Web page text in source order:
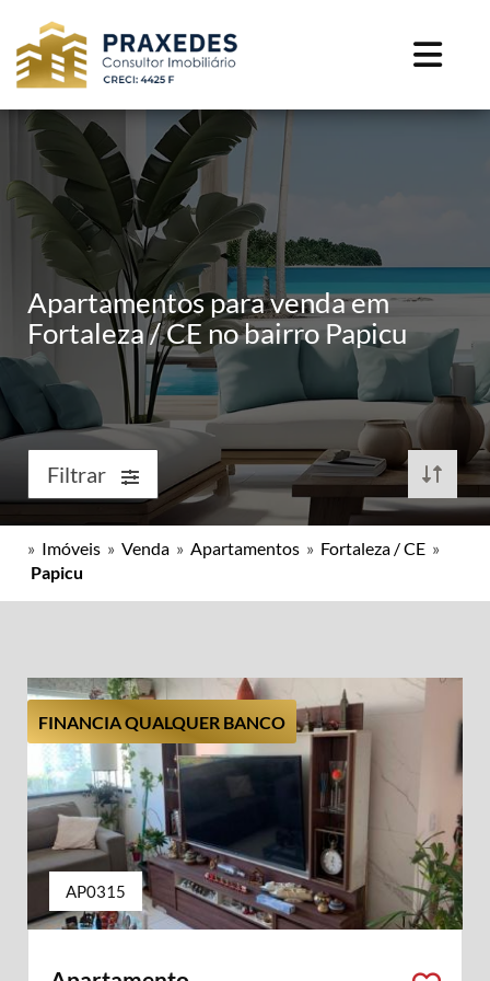
Apartamentos para venda em
Fortaleza / CE no bairro Papicu
Filtrar
» Imóveis » Venda » Apartamentos » Fortaleza / CE »
Papicu
FINANCIA QUALQUER BANCO
AP0315